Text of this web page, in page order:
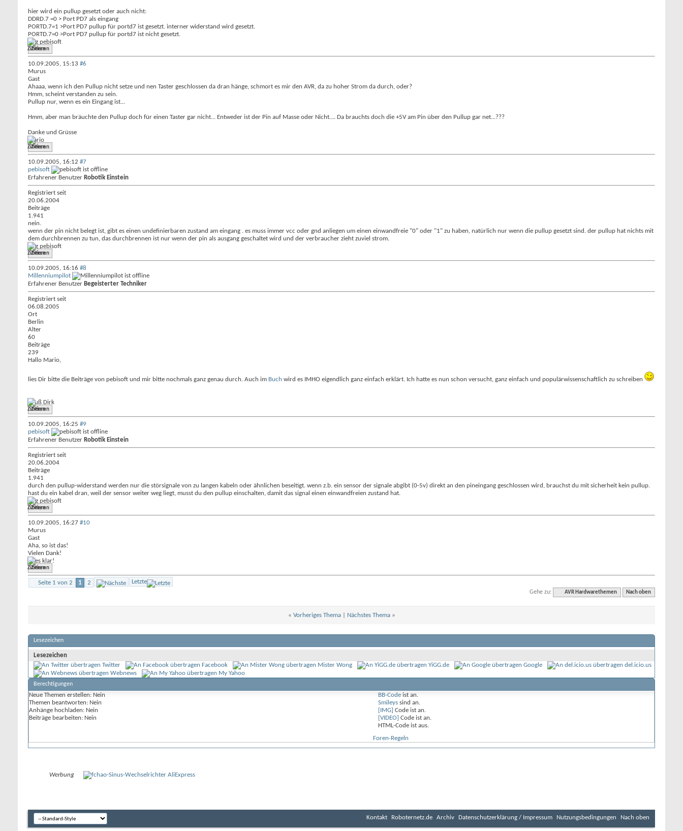
hier wird ein pullup gesetzt oder auch nicht:
DDRD.7 =0 > Port PD7 als eingang
PORTD.7=1 >Port PD7 pullup für portd7 ist gesetzt. interner widerstand wird gesetzt.
PORTD.7=0 >Port PD7 pullup für portd7 ist nicht gesetzt.
mfg pebisoft
Zitieren
10.09.2005, 15:13 #6
Murus
Gast
Ahaaa, wenn ich den Pullup nicht setze und nen Taster geschlossen da dran hänge, schmort es mir den AVR, da zu hoher Strom da durch, oder?
Hmm, scheint verstanden zu sein.
Pullup nur, wenn es ein Eingang ist...
Hmm, aber man bräuchte den Pullup doch für einen Taster gar nicht... Entweder ist der Pin auf Masse oder Nicht.... Da brauchts doch die +5V am Pin über den Pullup gar net...???
Danke und Grüsse
Mario
Zitieren
10.09.2005, 16:12 #7
pebisoft
Erfahrener Benutzer Robotik Einstein
Registriert seit
20.06.2004
Beiträge
1.941
nein.
wenn der pin nicht belegt ist, gibt es einen undefinierbaren zustand am eingang . es muss immer vcc oder gnd anliegen um einen einwandfreie "0" oder "1" zu haben, natürlich nur wenn die pullup gesetzt sind. der pullup hat nichts mit
dem durchbrennen zu tun, das durchbrennen ist nur wenn der pin als ausgang geschaltet wird und der verbraucher zieht zuviel strom.
mfg pebisoft
Zitieren
10.09.2005, 16:16 #8
Millenniumpilot
Erfahrener Benutzer Begeisterter Techniker
Registriert seit
06.08.2005
Ort
Berlin
Alter
60
Beiträge
239
Hallo Mario,
lies Dir bitte die Beiträge von pebisoft und mir bitte nochmals ganz genau durch. Auch im Buch wird es IMHO eigendlich ganz einfach erklärt. Ich hatte es nun schon versucht, ganz einfach und populärwissenschaftlich zu schreiben
Gruß Dirk
Zitieren
10.09.2005, 16:25 #9
pebisoft
Erfahrener Benutzer Robotik Einstein
Registriert seit
20.06.2004
Beiträge
1.941
durch den pullup-widerstand werden nur die störsignale von zu langen kabeln oder ähnlichen beseitigt. wenn z.b. ein sensor der signale abgibt (0-5v) direkt an den pineingang geschlossen wird, brauchst du mit sicherheit kein pullup.
hast du ein kabel dran, weil der sensor weiter weg liegt, musst du den pullup einschalten, damit das signal einen einwandfreien zustand hat.
mfg pebisoft
Zitieren
10.09.2005, 16:27 #10
Murus
Gast
Aha, so ist das!
Vielen Dank!
Alles klar!
Zitieren
Seite 1 von 2 1 2 Letzte
Gehe zu: AVR Hardwarethemen Nach oben
« Vorheriges Thema| Nächstes Thema »
Lesezeichen
Lesezeichen
Twitter
Facebook Mister Wong YiGG.de Google
del.icio.us
Webnews
My Yahoo
Berechtigungen
Neue Themen erstellen: Nein
Themen beantworten: Nein
Anhänge hochladen: Nein
Beiträge bearbeiten: Nein
BB-Codeist an.
Smileyssind an.
[IMG] Code ist an.
[VIDEO] Code ist an.
HTML-Code ist aus.
Foren-Regeln
Werbung
Kontakt Roboternetz.de Archiv Datenschutzerklärung / Impressum Nutzungsbedingungen Nach oben